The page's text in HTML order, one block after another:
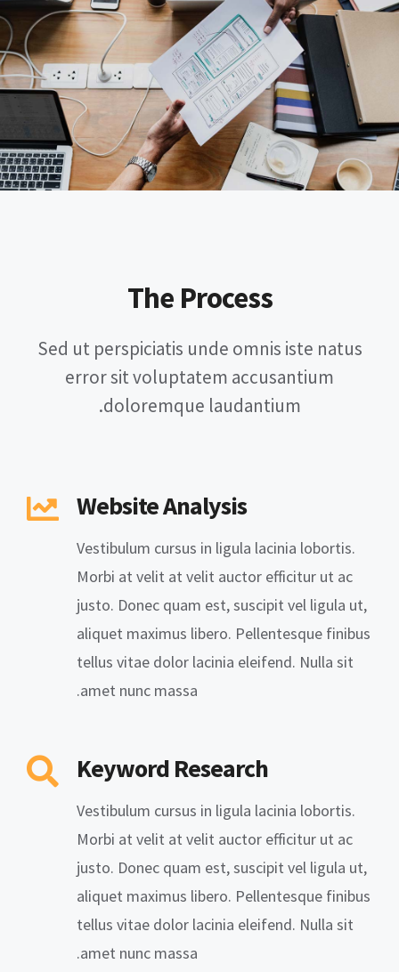
The Process
Sed ut perspiciatis unde omnis iste natus
error sit voluptatem accusantium
doloremque laudantium.
Website Analysis
Vestibulum cursus in ligula lacinia lobortis.
Morbi at velit at velit auctor efficitur ut ac
justo. Donec quam est, suscipit vel ligula ut,
aliquet maximus libero. Pellentesque finibus
tellus vitae dolor lacinia eleifend. Nulla sit
amet nunc massa.
Keyword Research
Vestibulum cursus in ligula lacinia lobortis.
Morbi at velit at velit auctor efficitur ut ac
justo. Donec quam est, suscipit vel ligula ut,
aliquet maximus libero. Pellentesque finibus
tellus vitae dolor lacinia eleifend. Nulla sit
amet nunc massa.